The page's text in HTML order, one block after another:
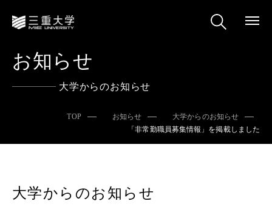
お知らせ
大学からのお知らせ
TOP お知らせ
大学からのお知らせ
「非常勤職員募集情報」を掲載しました
大学からのお知らせ